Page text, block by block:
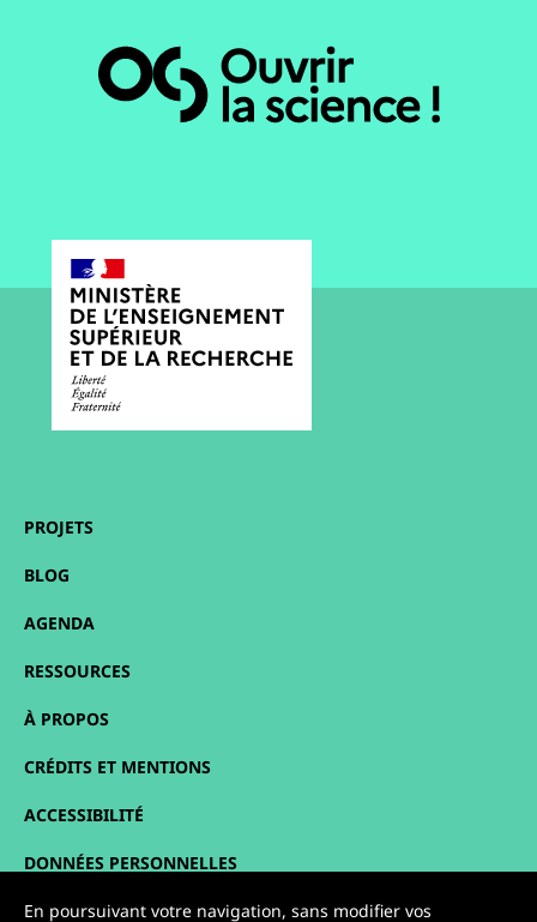
PROJETS
BLOG
AGENDA
RESSOURCES
À PROPOS
CRÉDITS ET MENTIONS
ACCESSIBILITÉ
DONNÉES PERSONNELLES
PLAN DU SITE
En poursuivant votre navigation, sans modifier vos